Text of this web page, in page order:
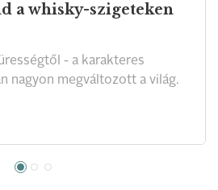
a whisky-szigeteken
- a karakteres
nagyon megváltozott a világ.